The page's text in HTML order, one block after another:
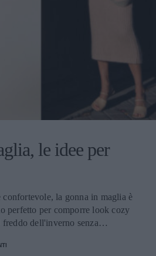
le idee per
la gonna in maglia è
perfetto per comporre look cozy
dell'inverno senza